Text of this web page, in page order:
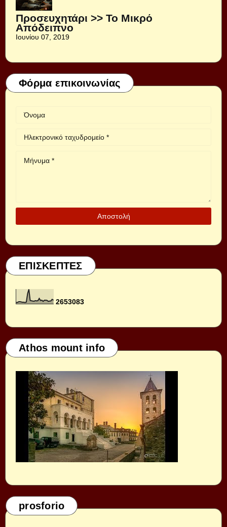
Προσευχητάρι >> Το Μικρό
Απόδειπνο
Ιουνίου 07, 2019
Φόρμα επικοινωνίας
ΕΠΙΣΚΕΠΤΕΣ
2653083
Athos mount info
prosforio